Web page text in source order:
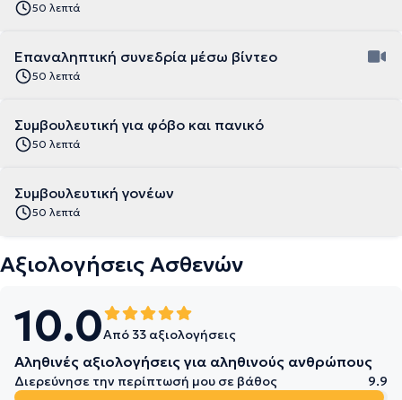
50 λεπτά
Επαναληπτική συνεδρία μέσω βίντεο
50 λεπτά
Συμβουλευτική για φόβο και πανικό
50 λεπτά
Συμβουλευτική γονέων
50 λεπτά
Αξιολογήσεις Ασθενών
10.0Από 33 αξιολογήσεις
Αληθινές αξιολογήσεις για αληθινούς ανθρώπους
Διερεύνησε την περίπτωσή μου σε βάθος
9.9